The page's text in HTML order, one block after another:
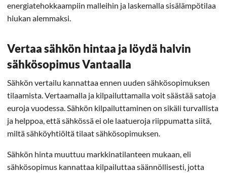
energiatehokkaampiin malleihin ja laskemalla sisälämpötilaa
hiukan alemmaksi.
Vertaa sähkön hintaa ja löydä halvin
sähkösopimus Vantaalla
Sähkön vertailu kannattaa ennen uuden sähkösopimuksen
tilaamista. Vertaamalla ja kilpailuttamalla voit säästää satoja
euroja vuodessa. Sähkön kilpailuttaminen on sikäli turvallista
ja helppoa, että sähkössä ei ole laatueroja riippumatta siitä,
miltä sähköyhtiöltä tilaat sähkösopimuksen.
Sähkön hinta muuttuu markkinatilanteen mukaan, eli
sähkösopimus kannattaa kilpailuttaa säännöllisesti, jotta